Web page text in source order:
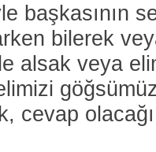
başkasının
bilerek
alsak veya
cevap